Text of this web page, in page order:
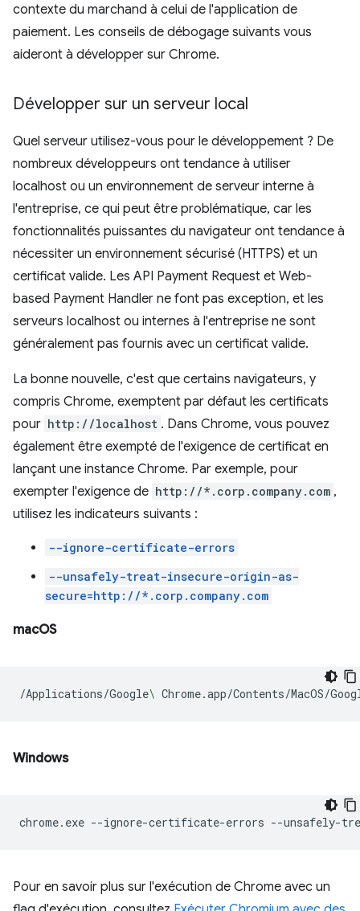
contexte du marchand à celui de l'application de
paiement. Les conseils de débogage suivants vous
aideront à développer sur Chrome.
Développer sur un serveur local
Quel serveur utilisez-vous pour le développement ? De
nombreux développeurs ont tendance à utiliser
localhost ou un environnement de serveur interne à
l'entreprise, ce qui peut être problématique, car les
fonctionnalités puissantes du navigateur ont tendance à
nécessiter un environnement sécurisé (HTTPS) et un
certificat valide. Les API Payment Request et Web-
based Payment Handler ne font pas exception, et les
serveurs localhost ou internes à l'entreprise ne sont
généralement pas fournis avec un certificat valide.
La bonne nouvelle, c'est que certains navigateurs, y
compris Chrome, exemptent par défaut les certificats
pour http://localhost . Dans Chrome, vous pouvez
également être exempté de l'exigence de certificat en
lançant une instance Chrome. Par exemple, pour
exempter l'exigence de http://*.corp.company.com ,
utilisez les indicateurs suivants :
--ignore-certificate-errors
--unsafely-treat-insecure-origin-as-
secure=http://*.corp.company.com
macOS
/Applications/Google\ Chrome.app/Contents/MacOS/
Windows
chrome.exe --ignore-certificate-errors --unsafely-
Pour en savoir plus sur l'exécution de Chrome avec un